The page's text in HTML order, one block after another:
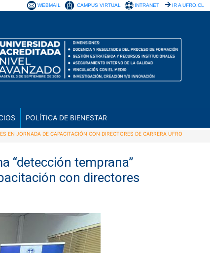
WEBMAIL CAMPUS VIRTUAL INTRANET IR A UFRO.CL
POLÍTICA DE BIENESTAR
EN JORNADA DE CAPACITACIÓN CON DIRECTORES DE CARRERA UFRO
“detección temprana”
con directores